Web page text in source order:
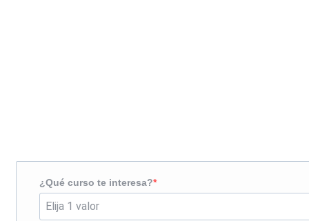
¿Qué curso te interesa?